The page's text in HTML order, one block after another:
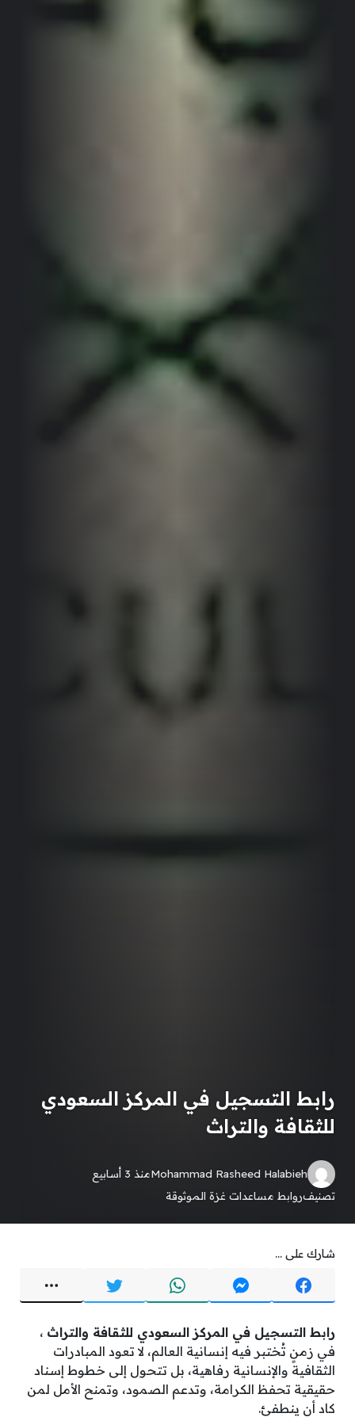
رابط التسجيل في المركز السعودي
للثقافة والتراث
Mohammad Rasheed Halabiehمنذ 3 أسابيع
تصنيفروابط مساعدات غزة الموثوقة
شارك على ...
رابط التسجيل في المركز السعودي للثقافة والتراث ،
في زمنٍ تُختبر فيه إنسانية العالم، لا تعود المبادرات
الثقافية والإنسانية رفاهية، بل تتحول إلى خطوط إسناد
حقيقية تحفظ الكرامة، وتدعم الصمود، وتمنح الأمل لمن
كاد أن ينطفئ.